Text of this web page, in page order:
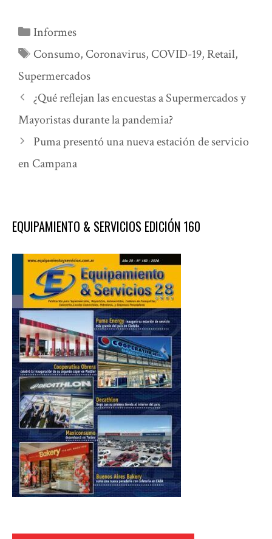
Categorías
Informes
Etiquetas
Consumo, Coronavirus, COVID-19, Retail,
Supermercados
¿Qué reflejan las encuestas a Supermercados y
Mayoristas durante la pandemia?
Puma presentó una nueva estación de servicio
en Campana
EQUIPAMIENTO & SERVICIOS EDICIÓN 160